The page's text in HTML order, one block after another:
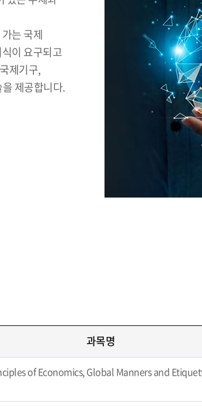
는 국제
이 요구되고
제기구,
제공합니다.
과목명
of Economics, Global Manners and